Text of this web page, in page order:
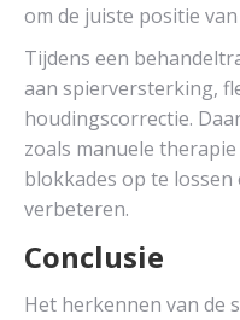
om de juiste positie
Tijdens een
aan spierversterking,
houdingscorrectie.
zoals manuele
blokkades op te
verbeteren.
Conclusie
Het herkennen van de